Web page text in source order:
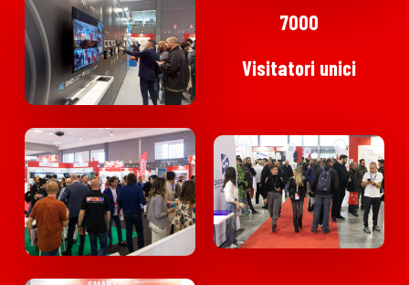
7000
Visitatori unici